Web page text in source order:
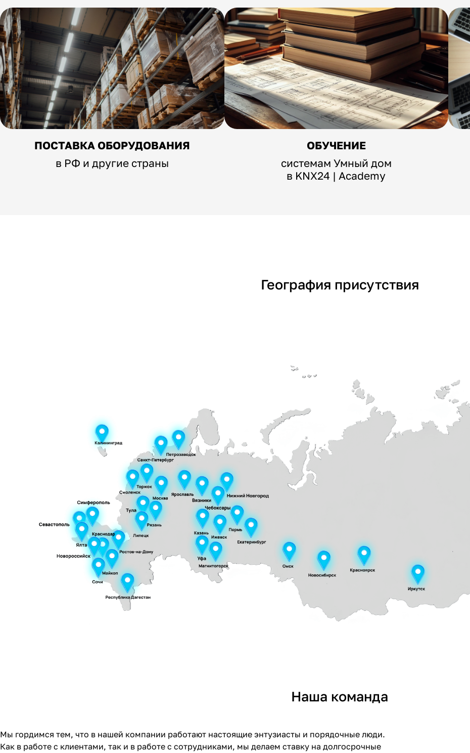
ПОСТАВКА ОБОРУДОВАНИЯ
в РФ и другие страны
ОБУЧЕНИЕ
системам Умный дом
в KNX24 | Academy
География присутствия
Наша команда
Мы гордимся тем, что в нашей компании работают настоящие энтузиасты и порядочные люди.
Как в работе с клиентами, так и в работе с сотрудниками, мы делаем ставку на долгосрочные